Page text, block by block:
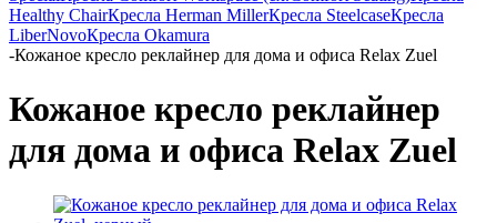
Healthy ChairКресла Herman MillerКресла SteelcaseКресла
LiberNovoКресла Okamura
-Кожаное кресло реклайнер для дома и офиса Relax Zuel
Кожаное кресло реклайнер
для дома и офиса Relax Zuel